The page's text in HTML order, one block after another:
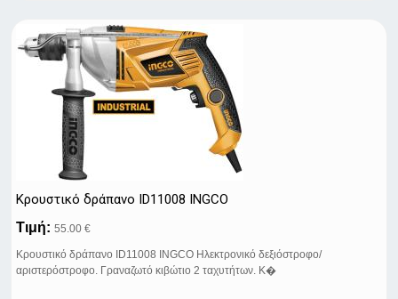
Κρουστικό δράπανο ID11008 INGCO
Τιμή: 55.00 €
Κρουστικό δράπανο ID11008 INGCO Ηλεκτρονικό δεξιόστροφο/
αριστερόστροφο. Γραναζωτό κιβώτιο 2 ταχυτήτων. Κ�